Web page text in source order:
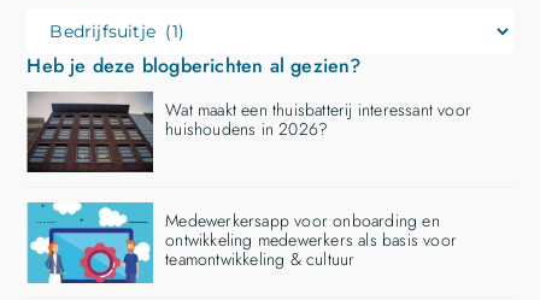
Heb je deze blogberichten al gezien?
Wat maakt een thuisbatterij interessant voor
huishoudens in 2026?
Medewerkersapp voor onboarding en
ontwikkeling medewerkers als basis voor
teamontwikkeling & cultuur